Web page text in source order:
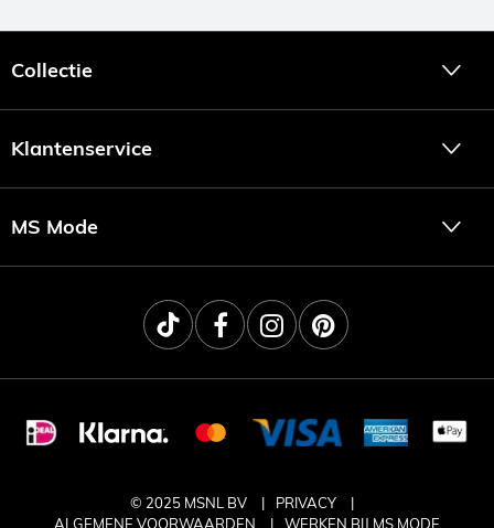
Collectie
Klantenservice
MS Mode
© 2025 MSNL BV
PRIVACY
ALGEMENE VOORWAARDEN
WERKEN BIJ MS MODE